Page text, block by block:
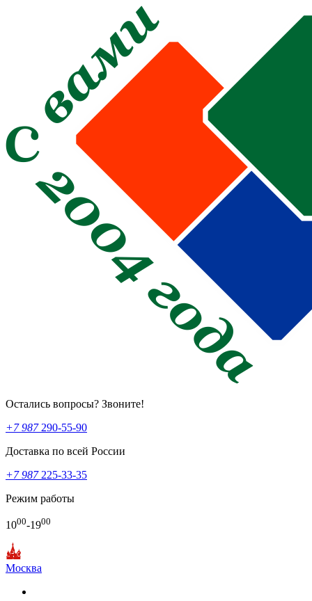
Остались вопросы? Звоните!
+7 987290-55-90
Доставка по всей России
+7 987225-33-35
Режим работы
1000-1900
Москва